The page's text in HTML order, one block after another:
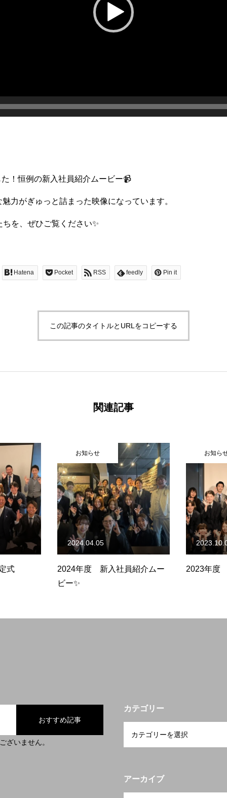
！恒例の新入社員紹介ムービー📹
力がぎゅっと詰まった映像になっています。
を、ぜひご覧ください✨
Hatena Pocket RSS feedly Pin it
この記事のタイトルとURLをコピーする
関連記事
式
お知らせ
2024年度 新入社員紹介ムー
ビー✨
2024.04.05
お知ら
2023年度
おすすめ記事
ざいません。
カテゴリー
アーカイブ